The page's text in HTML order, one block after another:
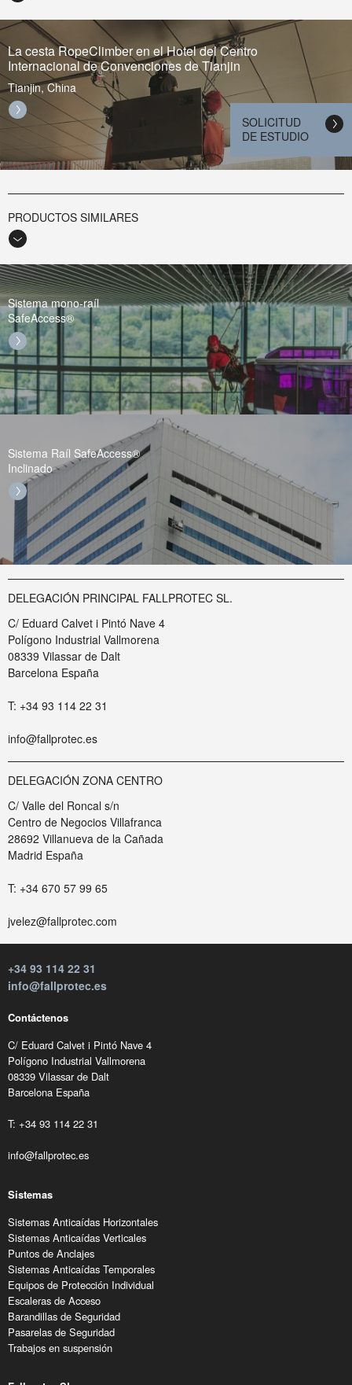
SOLICITUD
DE ESTUDIO
La cesta RopeClimber en el Hotel del Centro
Internacional de Convenciones de Tianjin
Tianjin, China
PRODUCTOS SIMILARES
Sistema mono-raíl
SafeAccess®
Sistema Raíl SafeAccess®
Inclinado
DELEGACIÓN PRINCIPAL FALLPROTEC SL.
C/ Eduard Calvet i Pintó Nave 4
Polígono Industrial Vallmorena
08339 Vilassar de Dalt
Barcelona España
T: +34 93 114 22 31
info@fallprotec.es
DELEGACIÓN ZONA CENTRO
C/ Valle del Roncal s/n
Centro de Negocios Villafranca
28692 Villanueva de la Cañada
Madrid España
T: +34 670 57 99 65
jvelez@fallprotec.com
+34 93 114 22 31
info@fallprotec.es
Contáctenos
C/ Eduard Calvet i Pintó Nave 4
Polígono Industrial Vallmorena
08339 Vilassar de Dalt
Barcelona España
T: +34 93 114 22 31
info@fallprotec.es
Sistemas
Sistemas Anticaídas Horizontales
Sistemas Anticaídas Verticales
Puntos de Anclajes
Sistemas Anticaídas Temporales
Equipos de Protección Individual
Escaleras de Acceso
Barandillas de Seguridad
Pasarelas de Seguridad
Trabajos en suspensión